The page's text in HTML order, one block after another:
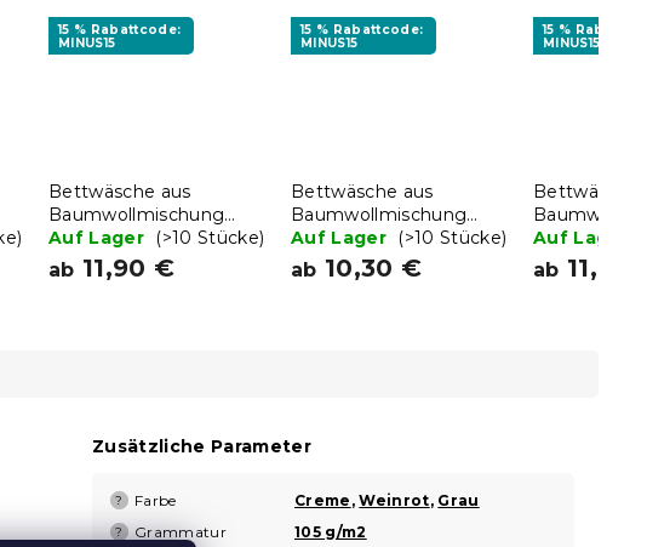
15 % Rabattcode:
MINUS15
Bettwäsche aus
Baumwollmischung
SOFLIRA POLY bunt
Auf Lager (>10 Stücke)
ab 11,90 €
15 % Rabattcode:
MINUS15
Bettwäsche aus
Baumwollmischung
DOTHEARTS POLY
cremefarben
Auf Lager (>10 Stücke)
ab 10,30 €
15 %
MINUS15
Bettwäsche
OLIVE
Auf Lager
ab 11,80
Zusätzliche Parameter
? Farbe Creme ,Weinrot, Grau
? Grammatur
105 g/m2